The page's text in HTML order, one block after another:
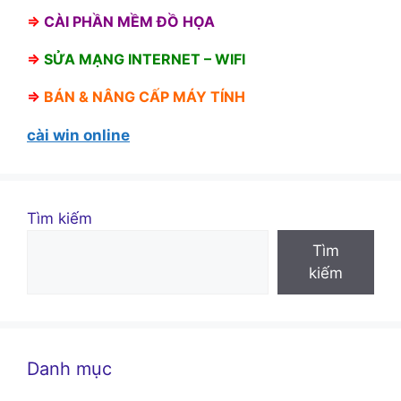
⇒ CÀI PHẦN MỀM ĐỒ HỌA
⇒ SỬA MẠNG INTERNET – WIFI
⇒ BÁN & NÂNG CẤP MÁY TÍNH
cài win online
Tìm kiếm
Tìm
kiếm
Danh mục